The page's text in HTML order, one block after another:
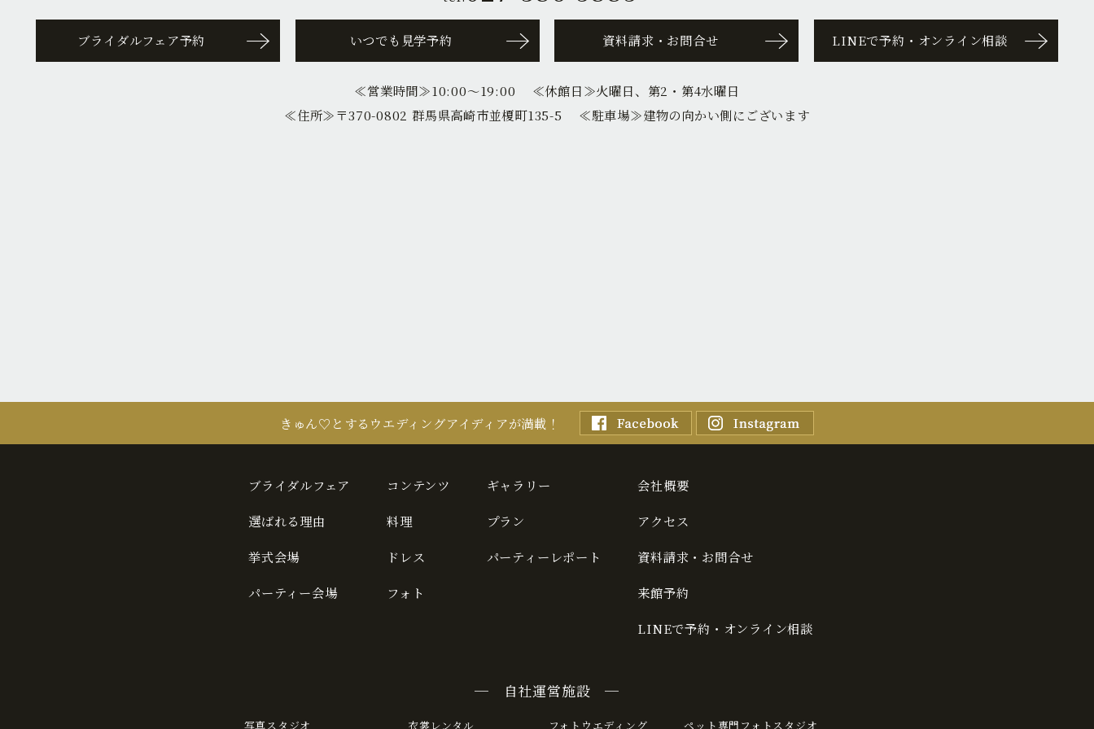
ブライダルフェア予約 いつでも見学予約 資料請求・お問合せ LINEで予約・オンライン相談
≪営業時間≫10:00〜19:00 ≪休館日≫火曜日、第2・第4水曜日
≪住所≫〒370-0802 群馬県高崎市並榎町135-5 ≪駐車場≫建物の向かい側にございます
きゅん♡とするウエディングアイディアが満載！
ブライダルフェア
選ばれる理由
挙式会場
パーティー会場
コンテンツ
料理
ドレス
フォト
ギャラリー
プラン
パーティーレポート
会社概要
アクセス
資料請求・お問合せ
来館予約
LINEで予約・オンライン相談
─ 自社運営施設 ─
写真スタジオ 衣裳レンタル フォトウエディング ペット専門フォトスタジオ